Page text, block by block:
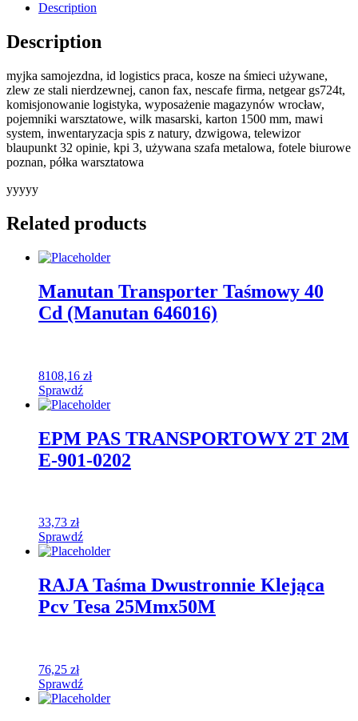
Description
Description
myjka samojezdna, id logistics praca, kosze na śmieci używane,
zlew ze stali nierdzewnej, canon fax, nescafe firma, netgear gs724t,
komisjonowanie logistyka, wyposażenie magazynów wrocław,
pojemniki warsztatowe, wilk masarski, karton 1500 mm, mawi
system, inwentaryzacja spis z natury, dzwigowa, telewizor
blaupunkt 32 opinie, kpi 3, używana szafa metalowa, fotele biurowe
poznan, półka warsztatowa
yyyyy
Related products
Manutan Transporter Taśmowy 40
Cd (Manutan 646016)
8108,16 zł
Sprawdź
EPM PAS TRANSPORTOWY 2T 2M
E-901-0202
33,73 zł
Sprawdź
RAJA Taśma Dwustronnie Klejąca
Pcv Tesa 25Mmx50M
76,25 zł
Sprawdź